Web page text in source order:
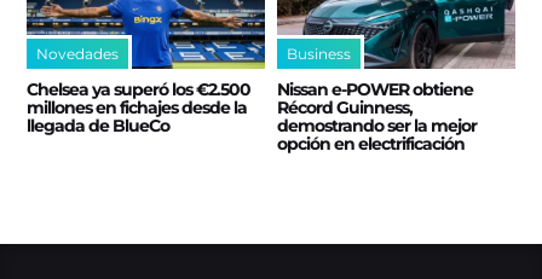
Novedades
Chelsea ya superó los €2.500
millones en fichajes desde la
llegada de BlueCo
Business
Nissan e‑POWER obtiene
Récord Guinness,
demostrando ser la mejor
opción en electrificación